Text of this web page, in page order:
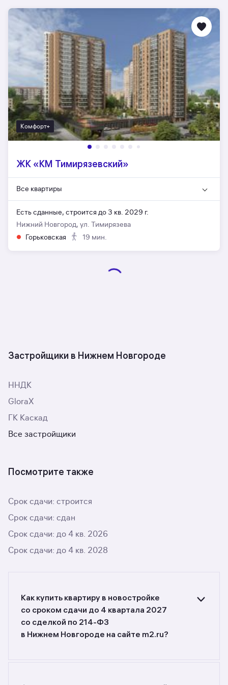
Комфорт+
ЖК «КМ Тимирязевский»
Все квартиры
Есть сданные, строится до 3 кв. 2029 г.
Нижний Новгород, ул. Тимирязева
Горьковская
19 мин.
Застройщики в Нижнем Новгороде
ННДК
GloraX
ГК Каскад
Все застройщики
Посмотрите также
Срок сдачи: строится
Срок сдачи: сдан
Срок сдачи: до 4 кв. 2026
Срок сдачи: до 4 кв. 2028
Как купить квартиру в новостройке
со сроком сдачи до 4 квартала 2027
со сделкой по 214-ФЗ
в Нижнем Новгороде на сайте m2.ru?
в Нижнем Новгороде? Воспользуйтесь